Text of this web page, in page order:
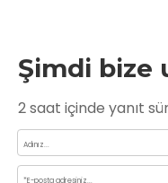
Difüzör spot ışığı
Şimdi bize
2 saat içinde yanıt